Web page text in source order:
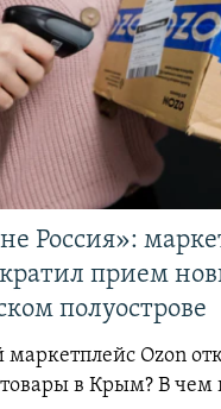
Россия»:
прием
полуострове
маркетплейс Ozon
товары в Крым? В чем